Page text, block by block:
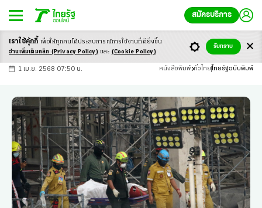
สมัครบริการ
-ก ก ก+
1 เม.ย. 2568 07:50 น. หนังสือพิมพ์ ทั่วไทย ไทยรัฐฉบับพิมพ์
เราใช้คุ้กกี้ เพื่อให้ทุกคนได้ประสบการณ์การใช้งานที่ดียิ่งขึ้น
อ่านเพิ่มเติมคลิก (Privacy Policy) และ (Cookie Policy)
รับทราบ